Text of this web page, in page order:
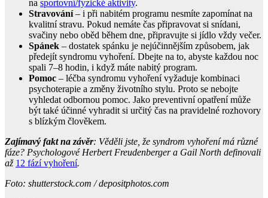
na sportovní/fyzické aktivity.
Stravování– i při nabitém programu nesmíte zapomínat na
kvalitní stravu. Pokud nemáte čas připravovat si snídani,
svačiny nebo oběd během dne, připravujte si jídlo vždy večer.
Spánek – dostatek spánku je nejúčinnějším způsobem, jak
předejít syndromu vyhoření. Dbejte na to, abyste každou noc
spali 7–8 hodin, i když máte nabitý program.
Pomoc – léčba syndromu vyhoření vyžaduje kombinaci
psychoterapie a změny životního stylu. Proto se nebojte
vyhledat odbornou pomoc. Jako preventivní opatření může
být také účinné vyhradit si určitý čas na pravidelné rozhovory
s blízkým člověkem.
Zajímavý fakt na závěr: Věděli jste, že syndrom vyhoření má různé
fáze? Psychologové Herbert Freudenberger a Gail North definovali
až 12 fází vyhoření.
Foto: shutterstock.com / depositphotos.com